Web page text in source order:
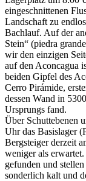
eingeschnittenen
Landschaft zu
Bachlauf. Auf der
Stein“ (piedra
wir den einzigen
auf den Aconcagua
beiden Gipfel des
Cerro Pirámide,
dessen Wand in
Ursprungs fand.
Über Schuttebenen
Uhr das Basislager
Bergsteiger derzeit
weniger als
gefunden und
sonderlich kalt und